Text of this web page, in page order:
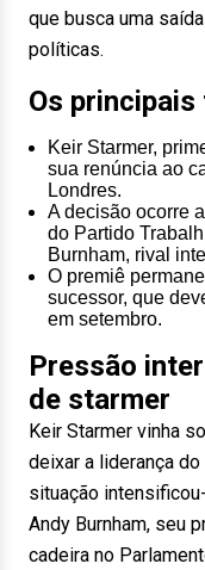
que busca uma
políticas.
Os
Keir Starmer,
sua renúncia ao
Londres.
A decisão ocorre
do Partido
Burnham, rival
O premiê
sucessor, que
em setembro.
Pressão
de starmer
Keir Starmer vinha
deixar a liderança
situação
Andy Burnham, seu
cadeira no